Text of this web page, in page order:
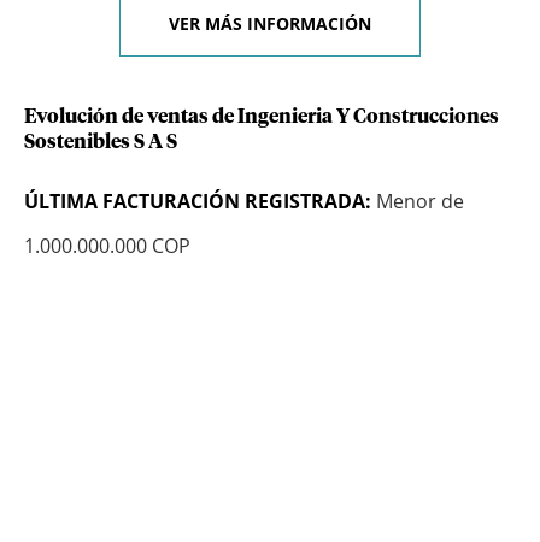
VER MÁS INFORMACIÓN
Evolución de ventas de Ingenieria Y Construcciones
Sostenibles S A S
ÚLTIMA FACTURACIÓN REGISTRADA: Menor de
1.000.000.000 COP